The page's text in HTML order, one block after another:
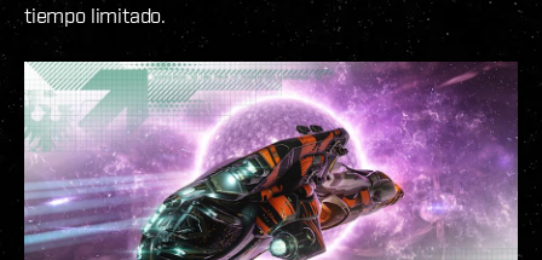
tiempo limitado.